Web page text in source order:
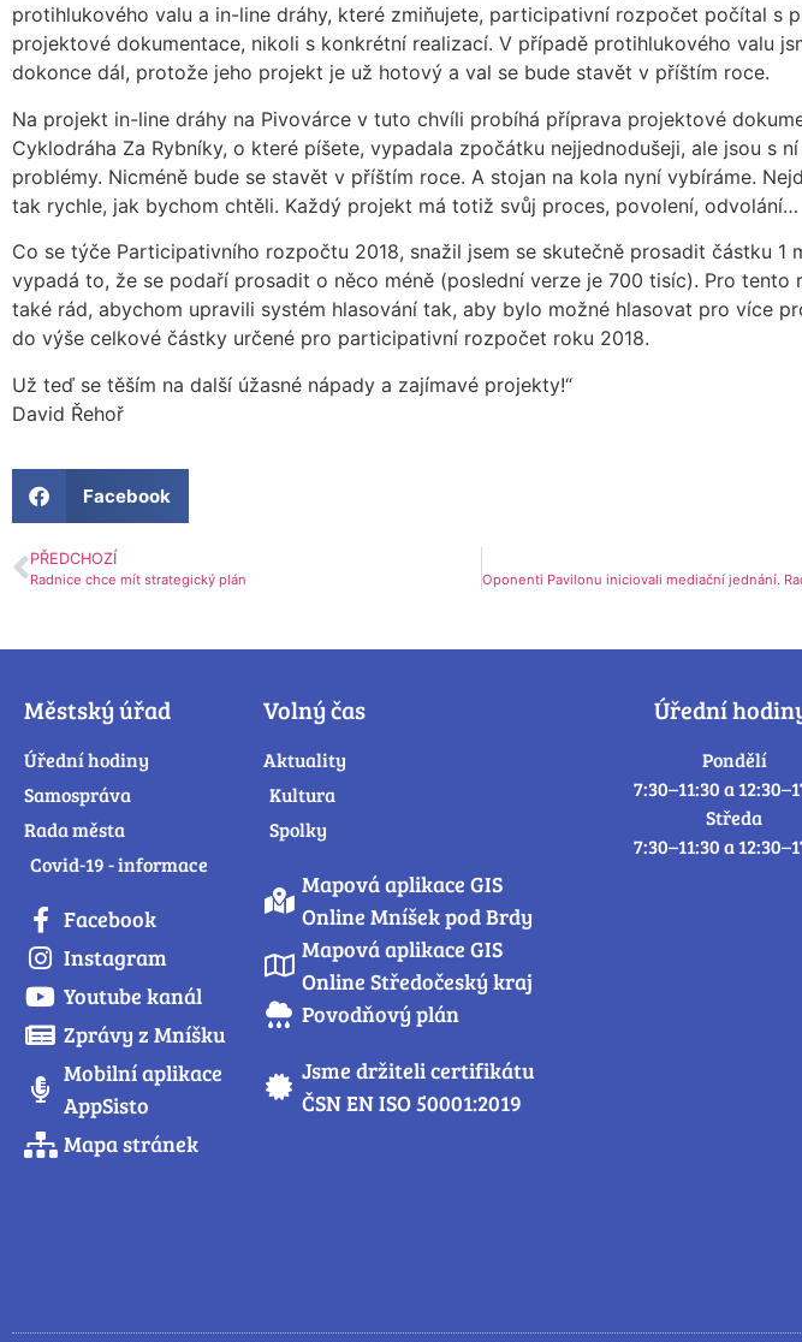
protihlukového valu a in-line dráhy, které zmiňujete, participativní rozpočet počítal s
projektové dokumentace, nikoli s konkrétní realizací. V případě protihlukového valu
dokonce dál, protože jeho projekt je už hotový a val se bude stavět v příštím roce.
Na projekt in-line dráhy na Pivovárce v tuto chvíli probíhá příprava projektové
Cyklodráha Za Rybníky, o které píšete, vypadala zpočátku nejjednodušeji, ale jsou s
problémy. Nicméně bude se stavět v příštím roce. A stojan na kola nyní vybíráme.
tak rychle, jak bychom chtěli. Každý projekt má totiž svůj proces, povolení, odvolání…
Co se týče Participativního rozpočtu 2018, snažil jsem se skutečně prosadit částku 1
vypadá to, že se podaří prosadit o něco méně (poslední verze je 700 tisíc). Pro tento
také rád, abychom upravili systém hlasování tak, aby bylo možné hlasovat pro více
do výše celkové částky určené pro participativní rozpočet roku 2018.
Už teď se těším na další úžasné nápady a zajímavé projekty!“
David Řehoř
Facebook
PŘEDCHOZÍ
Radnice chce mít strategický plán
Městský úřad
Úřední hodiny
Samospráva
Rada města
Covid-19 - informace
Facebook
Instagram
Youtube kanál
Zprávy z Mníšku
Mobilní aplikace
AppSisto
Mapa stránek
Volný čas
Aktuality
Kultura
Spolky
Mapová aplikace GIS
Online Mníšek pod Brdy
Mapová aplikace GIS
Online Středočeský kraj
Povodňový plán
Jsme držiteli certifikátu
ČSN EN ISO 50001:2019
Úřední
Pondělí
7:30–11:30 a
Středa
7:30–11:30 a